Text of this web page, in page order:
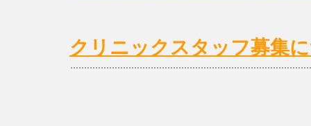
クリニックスタッフ募集